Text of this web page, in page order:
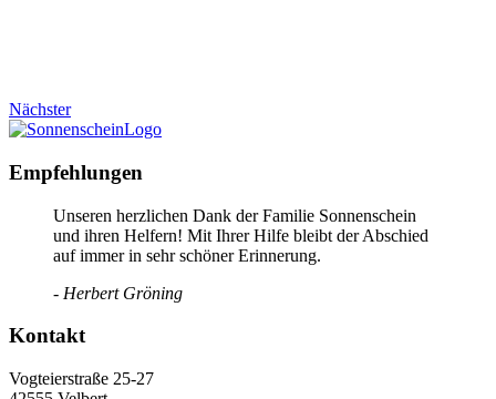
Nächster
Empfehlungen
Unseren herzlichen Dank der Familie Sonnenschein
und ihren Helfern! Mit Ihrer Hilfe bleibt der Abschied
auf immer in sehr schöner Erinnerung.
- Herbert Gröning
Kontakt
Vogteierstraße 25-27